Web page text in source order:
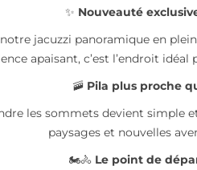
✨ Nouveauté
jacuzzi panoramique en
apaisant, c’est l’endroit
🚠 Pila plus proche
les sommets devient simple
paysages et nouvelles
🏍️🚴 Le point de